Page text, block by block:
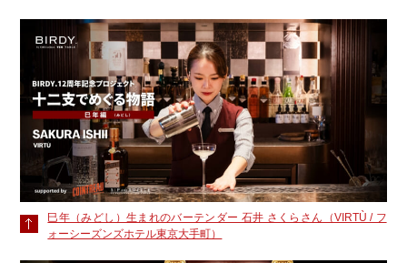
巳年（みどし）生まれのバーテンダー 石井 さくらさん（VIRTÙ / フ
ォーシーズンズホテル東京大手町）